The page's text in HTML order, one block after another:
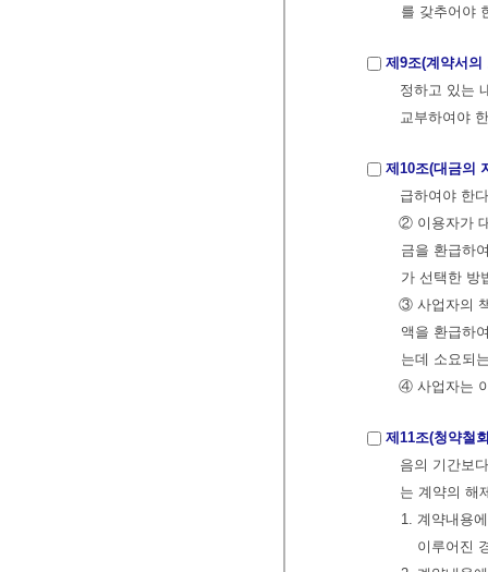
를 갖추어야
제9조(계약서의
정하고 있는
교부하여야
제10조(대금의
급하여야 한
② 이용자가
금을 환급하
가 선택한 방
③ 사업자의
액을 환급하
는데 소요되
④ 사업자는
제11조(청약철
음의 기간보
는 계약의 해
1. 계약내용
이루어진